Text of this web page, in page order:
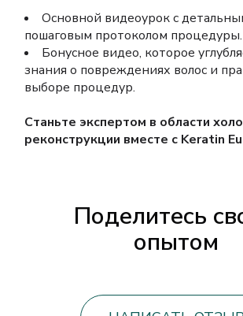
Основной видеоурок с
пошаговым протоколом процедуры.
Бонусное видео, которое
знания о повреждениях волос и
выборе процедур.
Станьте экспертом в области
реконструкции вместе с Keratin
Поделитесь
опытом